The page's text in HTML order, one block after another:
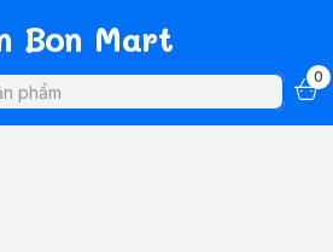
Bon Mart
0